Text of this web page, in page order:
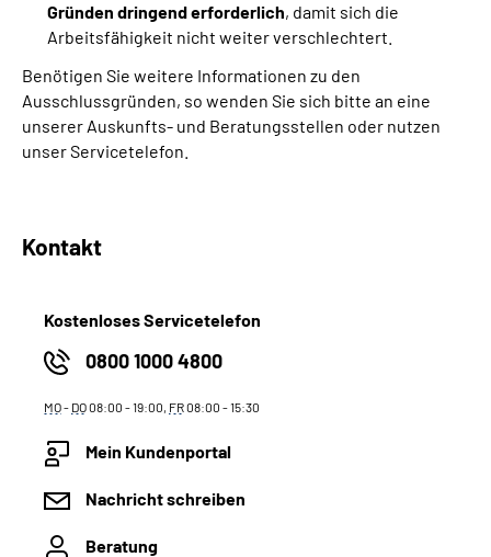
Gründen dringend erforderlich, damit sich die
Arbeitsfähigkeit nicht weiter verschlechtert.
Benötigen Sie weitere Informationen zu den
Ausschlussgründen, so wenden Sie sich bitte an eine
unserer Auskunfts- und Beratungsstellen oder nutzen
unser Servicetelefon.
Kontakt
Kostenloses Servicetelefon
0800 1000 4800
MO- DO08:00 - 19:00, FR08:00 - 15:30
Mein Kundenportal
Nachricht schreiben
Beratung